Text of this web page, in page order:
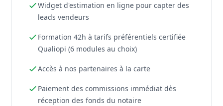
Widget d'estimation en ligne pour capter des
leads vendeurs
Formation 42h à tarifs préférentiels certifiée
Qualiopi (6 modules au choix)
Accès à nos partenaires à la carte
Paiement des commissions immédiat dès
réception des fonds du notaire